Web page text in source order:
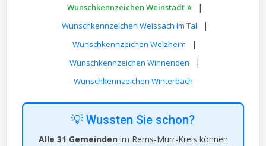
Wunschkennzeichen Weinstadt ⭐ |
Wunschkennzeichen Weissach im Tal |
Wunschkennzeichen Welzheim |
Wunschkennzeichen Winnenden |
Wunschkennzeichen Winterbach
💡 Wussten Sie schon?
Alle 31 Gemeindenim Rems-Murr-Kreis können